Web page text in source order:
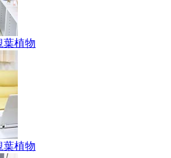
葉植物
葉植物